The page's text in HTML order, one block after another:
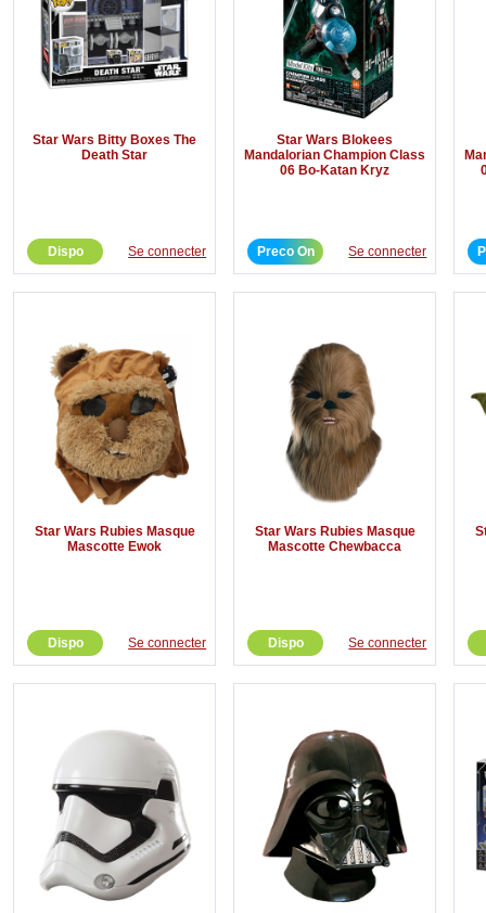
Star Wars Bitty Boxes The
Death Star
Dispo Se connecter
Star Wars Blokees
Mandalorian Champion Class
06 Bo-Katan Kryz
Preco On Se connecter
Star Wars Rubies Masque
Mascotte Ewok
Dispo Se connecter
Star Wars Rubies Masque
Mascotte Chewbacca
Dispo Se connecter